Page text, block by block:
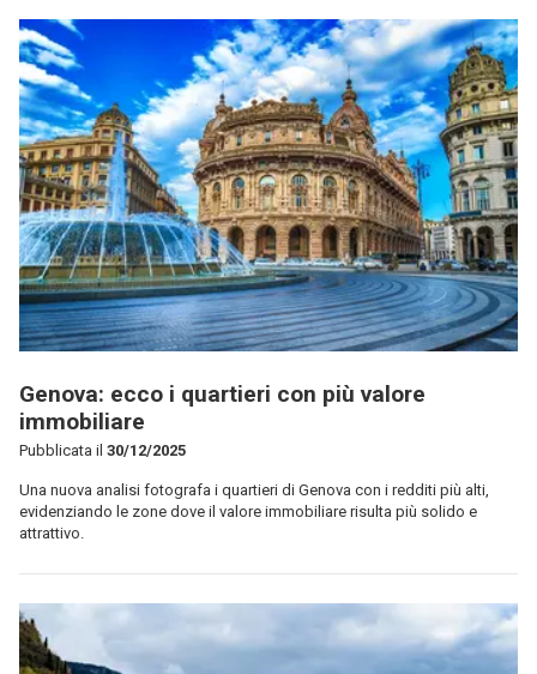
Genova: ecco i quartieri con più valore
immobiliare
Pubblicata il 30/12/2025
Una nuova analisi fotografa i quartieri di Genova con i redditi più alti,
evidenziando le zone dove il valore immobiliare risulta più solido e
attrattivo.